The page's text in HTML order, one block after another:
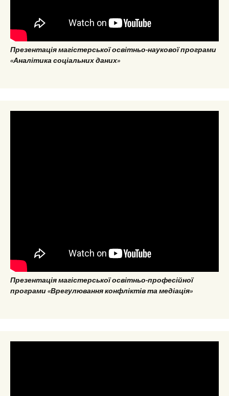
Презентація магістерської освітньо-наукової програми
«Аналітика соціальних даних»
Презентація магістерської освітньо-професійної
програми «Врегулювання конфліктів та медіація»